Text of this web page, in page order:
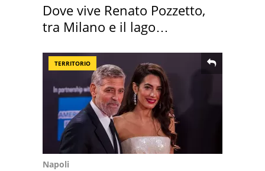
Dove vive Renato Pozzetto,
tra Milano e il lago
TERRITORIO
Napoli